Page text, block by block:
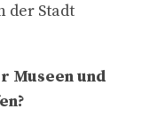
der Stadt
Museen und